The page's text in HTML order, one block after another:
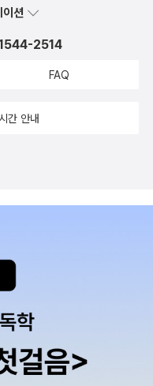
로서 우리는 남자를 사랑
하지만 아직도 남자와 남자
뇌 구조는 한때 생각했던 것
남자의 뇌가 처음에 어떻게
전까지는 그런대로 괜찮았
오질 않아요.” 서열 다툼에
스테론과 코르티솔, 바소프
보일 것이다. 닐이 침대 속
상관이 되는 끔찍한 상황을
영역 상실에 대한 공포의
가?˝저자 루안 브리젠딘은
자 신경정신분석학자로서
고 있다. 하버드대에서 의
함으로써 호르몬과 신경계
션
2514
FAQ
간 안내